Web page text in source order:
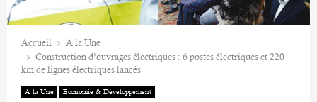
Accueil
A la Une
Construction d’ouvrages électriques : 6 postes électriques et 220
km de lignes électriques lancés
A la Une Economie & Développement